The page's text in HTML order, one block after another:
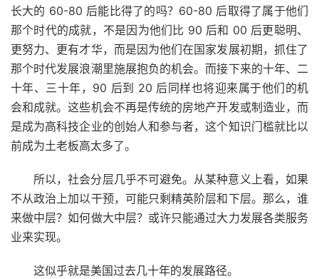
长大的 60-80 后能比得了的吗？60-80 后取得了属于他们
那个时代的成就，不是因为他们比 90 后和 00 后更聪明、
更努力、更有才华，而是因为他们在国家发展初期，抓住了
那个时代发展浪潮里施展抱负的机会。而接下来的十年、二
十年、三十年，90 后到 20 后同样也将迎来属于他们的机
会和成就。这些机会不再是传统的房地产开发或制造业，而
是成为高科技企业的创始人和参与者，这个知识门槛就比以
前成为土老板高太多了。
所以，社会分层几乎不可避免。从某种意义上看，如果
不从政治上加以干预，可能只剩精英阶层和下层。那么，谁
来做中层？如何做大中层？或许只能通过大力发展各类服务
业来实现。
这似乎就是美国过去几十年的发展路径。